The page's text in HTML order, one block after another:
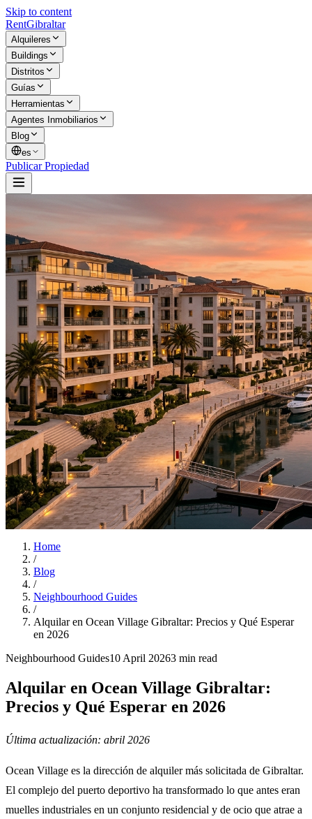
Skip to content
RentGibraltar
Alquileres
Buildings
Distritos
Guías
Herramientas
Agentes Inmobiliarios
Blog
es
Publicar Propiedad
Home
/
Blog
/
Neighbourhood Guides
/
Alquilar en Ocean Village Gibraltar: Precios y Qué Esperar
en 2026
Neighbourhood Guides10 April 20263 min read
Alquilar en Ocean Village Gibraltar:
Precios y Qué Esperar en 2026
Última actualización: abril 2026
Ocean Village es la dirección de alquiler más solicitada de Gibraltar.
El complejo del puerto deportivo ha transformado lo que antes eran
muelles industriales en un conjunto residencial y de ocio que atrae a